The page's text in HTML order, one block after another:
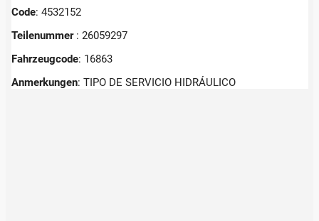
Code: 4532152
Teilenummer : 26059297
Fahrzeugcode: 16863
Anmerkungen: TIPO DE SERVICIO HIDRÁULICO